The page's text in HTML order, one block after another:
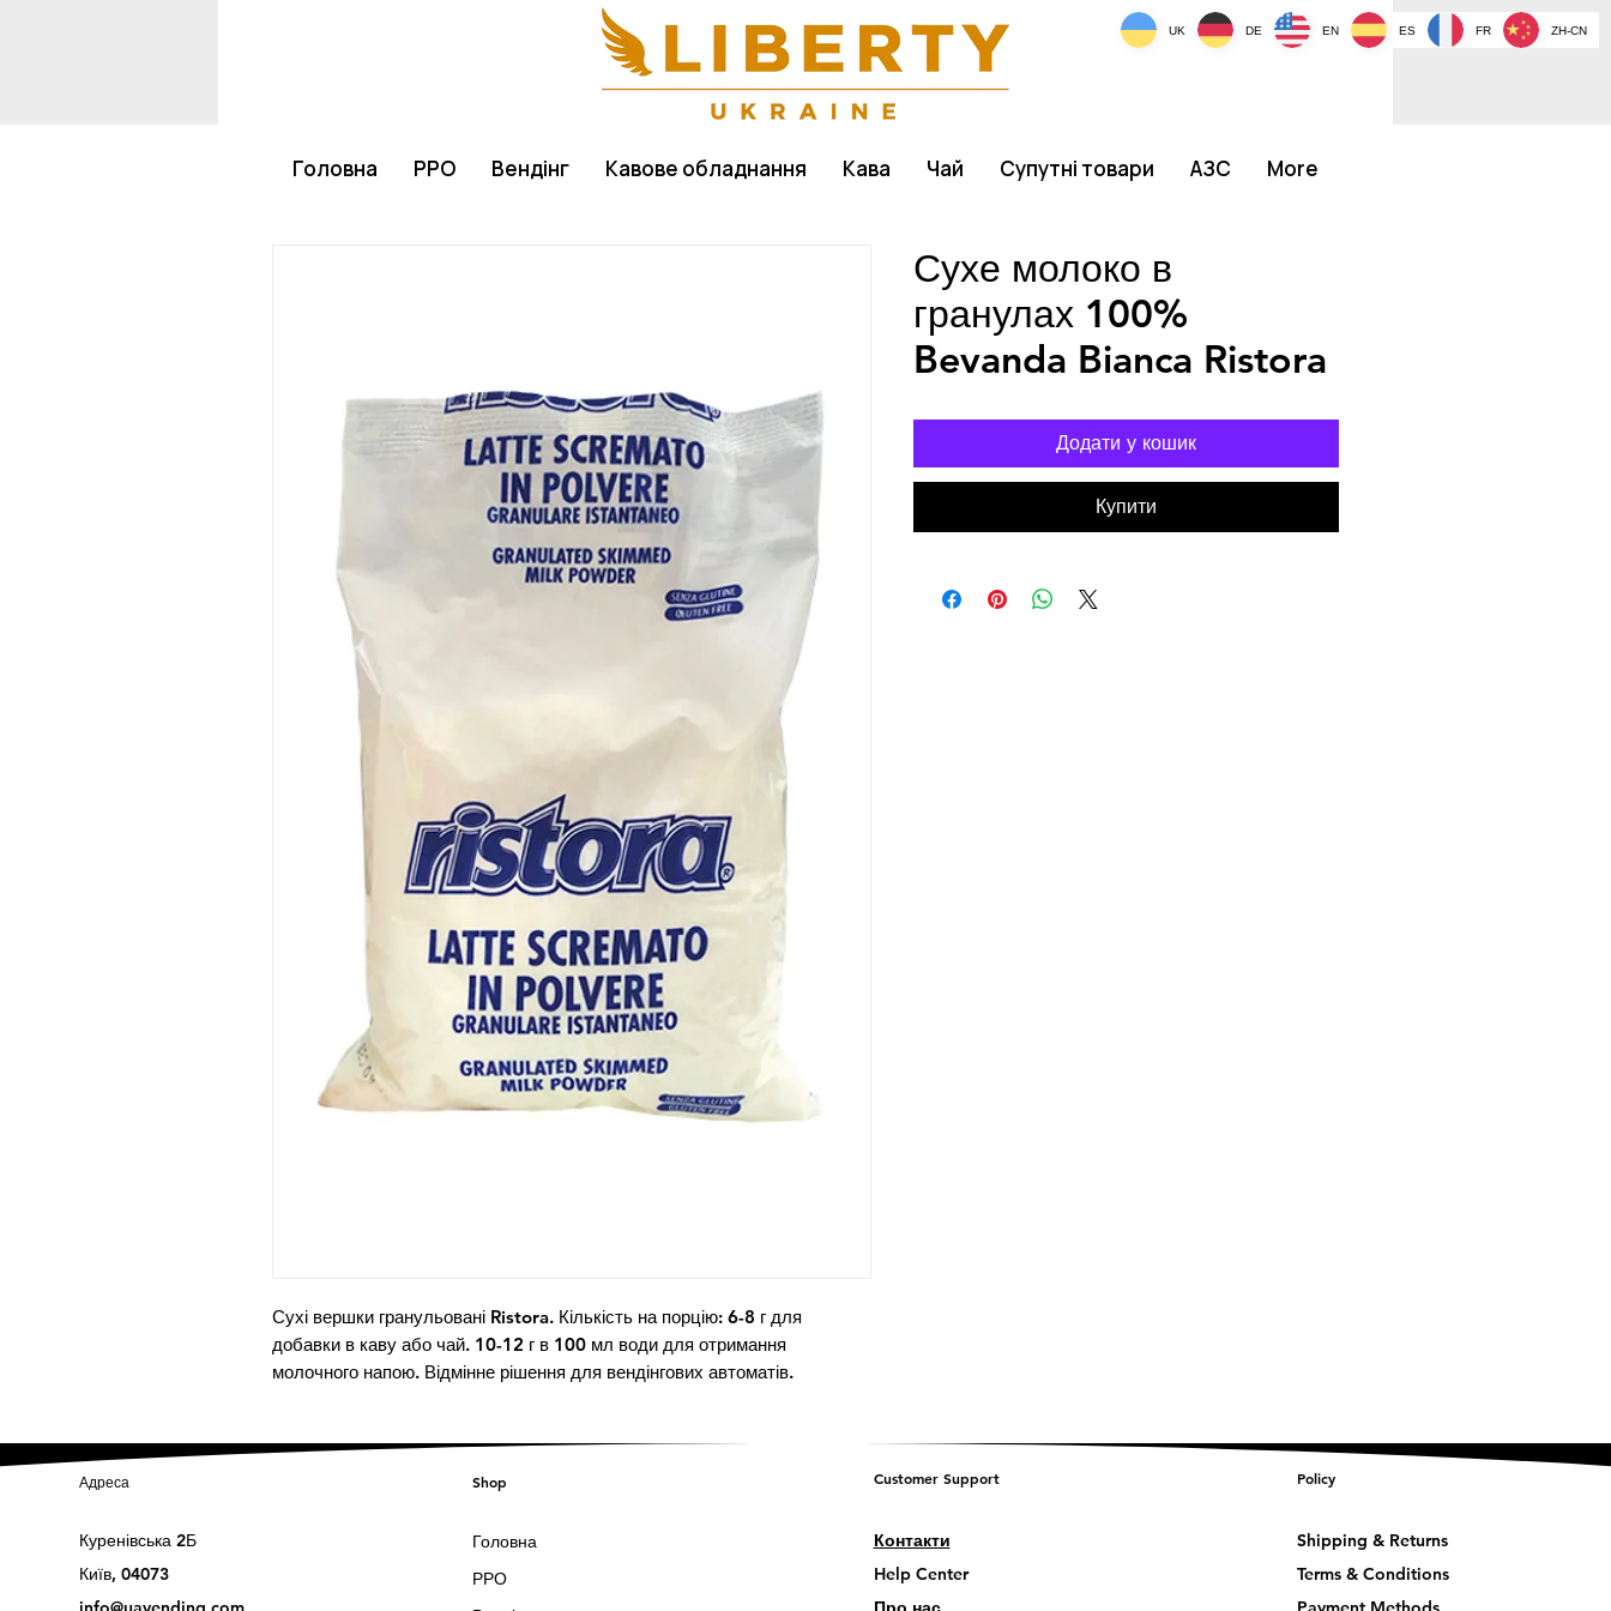
Головна РРО Вендінг Кавове обладнання Кава Чай Супутні товари АЗС More
Сухі вершки гранульовані Ristora. Кількість на порцію: 6-8 г для
добавки в каву або чай. 10-12 г в 100 мл води для отримання
молочного напою. Відмінне рішення для вендінгових автоматів.
Сухе молоко в
гранулах 100%
Bevanda Bianca Ristora
Додати у кошик
Купити
Адреса
Куренівська 2Б
Київ, 04073
Shop
Головна
РРО
Customer Support
Контакти
Help Center
Policy
Shipping & Returns
Terms & Conditions
UK DE EN ES FR ZH-CN